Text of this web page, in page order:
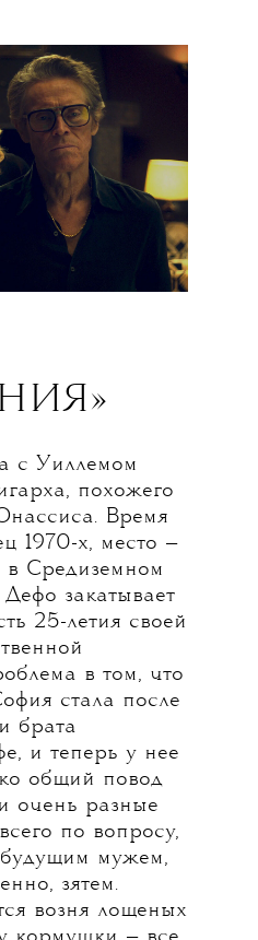
с Уиллемом
похожего
Время
1970-х, место —
в Средиземном
закатывает
25-летия своей
в том, что
стала после
брата
и теперь у нее
общий повод
очень разные
по вопросу,
мужем,
зятем.
возня лощеных